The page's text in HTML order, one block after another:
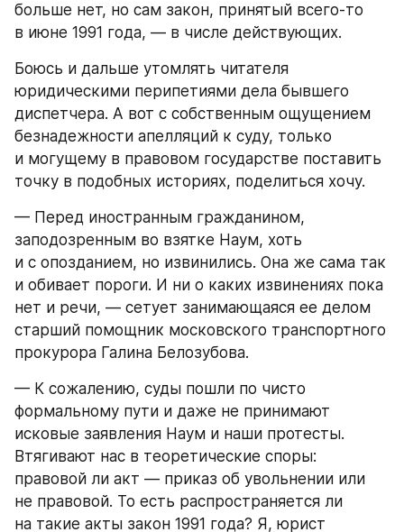
больше нет, но сам закон, принятый всего-то
в июне 1991 года, — в числе действующих.
Боюсь и дальше утомлять читателя
юридическими перипетиями дела бывшего
диспетчера. А вот с собственным ощущением
безнадежности апелляций к суду, только
и могущему в правовом государстве поставить
точку в подобных историях, поделиться хочу.
— Перед иностранным гражданином,
заподозренным во взятке Наум, хоть
и с опозданием, но извинились. Она же сама так
и обивает пороги. И ни о каких извинениях пока
нет и речи, — сетует занимающаяся ее делом
старший помощник московского транспортного
прокурора Галина Белозубова.
— К сожалению, суды пошли по чисто
формальному пути и даже не принимают
исковые заявления Наум и наши протесты.
Втягивают нас в теоретические споры:
правовой ли акт — приказ об увольнении или
не правовой. То есть распространяется ли
на такие акты закон 1991 года? Я, юрист